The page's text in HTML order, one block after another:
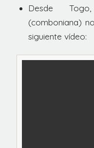
Desde
(comboniana)
siguiente vídeo: